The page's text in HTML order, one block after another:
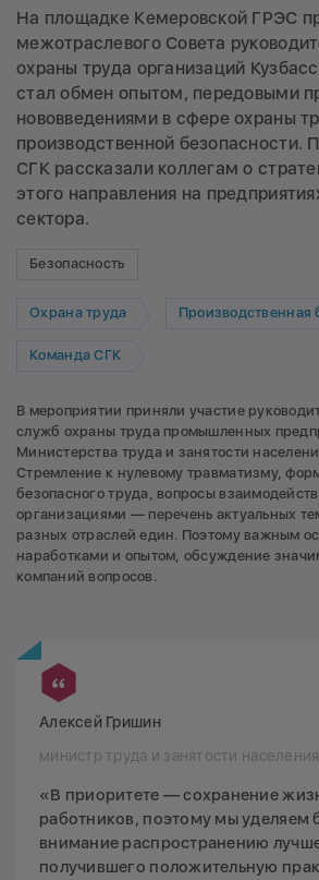
На площадке Кемеровской ГРЭС
межотраслевого Совета
охраны труда организаций
стал обмен опытом, передовыми
нововведениями в сфере охраны
производственной безопасности.
СГК рассказали коллегам о
этого направления на
сектора.
Безопасность
Охрана труда Производственная
Команда СГК
В мероприятии приняли участие
служб охраны труда промышленных
Министерства труда и занятости
Стремление к нулевому травматизму,
безопасного труда, вопросы
организациями — перечень актуальных
разных отраслей един. Поэтому важным
наработками и опытом, обсуждение
компаний вопросов.
Алексей Гришин
министр труда и занятости
«В приоритете — сохранение
работников, поэтому мы уделяем
внимание распространению
получившего положительную